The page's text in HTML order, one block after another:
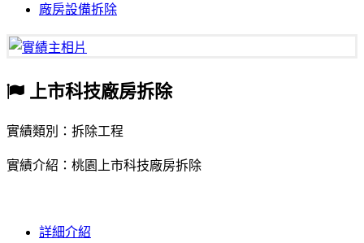
廠房設備拆除
上市科技廠房拆除
實績類別：拆除工程
實績介紹：桃園上市科技廠房拆除
詳細介紹